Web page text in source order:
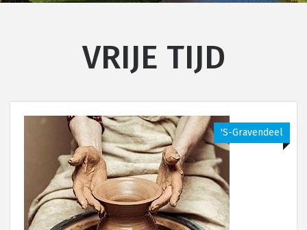
VRIJE TIJD
's-Gravendeel